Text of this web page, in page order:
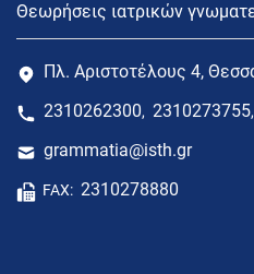
Θεωρήσεις ιατρικών
Πλ. Αριστοτέλους 4,
2310262300, 2310273755,
grammatia@isth.gr
FAX: 2310278880